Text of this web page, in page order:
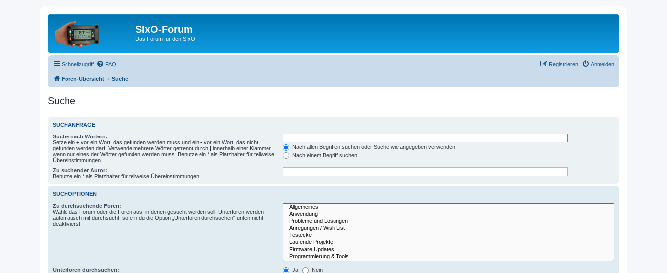
SIxO-Forum
Das Forum für den SIxO
Schnellzugriff FAQ Anmelden
Registrieren
Foren-Übersicht Suche
Suche
SUCHANFRAGE
Suche nach Wörtern:
Setze ein + vor ein Wort, das gefunden werden muss und ein - vor ein Wort, das nicht
gefunden werden darf. Verwende mehrere Wörter getrennt durch | innerhalb einer Klammer,
wenn nur eines der Wörter gefunden werden muss. Benutze ein * als Platzhalter für teilweise
Übereinstimmungen.
Nach allen Begriffen suchen oder Suche wie angegeben verwenden
Nach einem Begriff suchen
Zu suchender Autor:
Benutze ein * als Platzhalter für teilweise Übereinstimmungen.
SUCHOPTIONEN
Zu durchsuchende Foren:
Wähle das Forum oder die Foren aus, in denen gesucht werden soll. Unterforen werden
automatisch mit durchsucht, sofern du die Option „Unterforen durchsuchen“ unten nicht
deaktivierst.
Unterforen durchsuchen: Ja Nein